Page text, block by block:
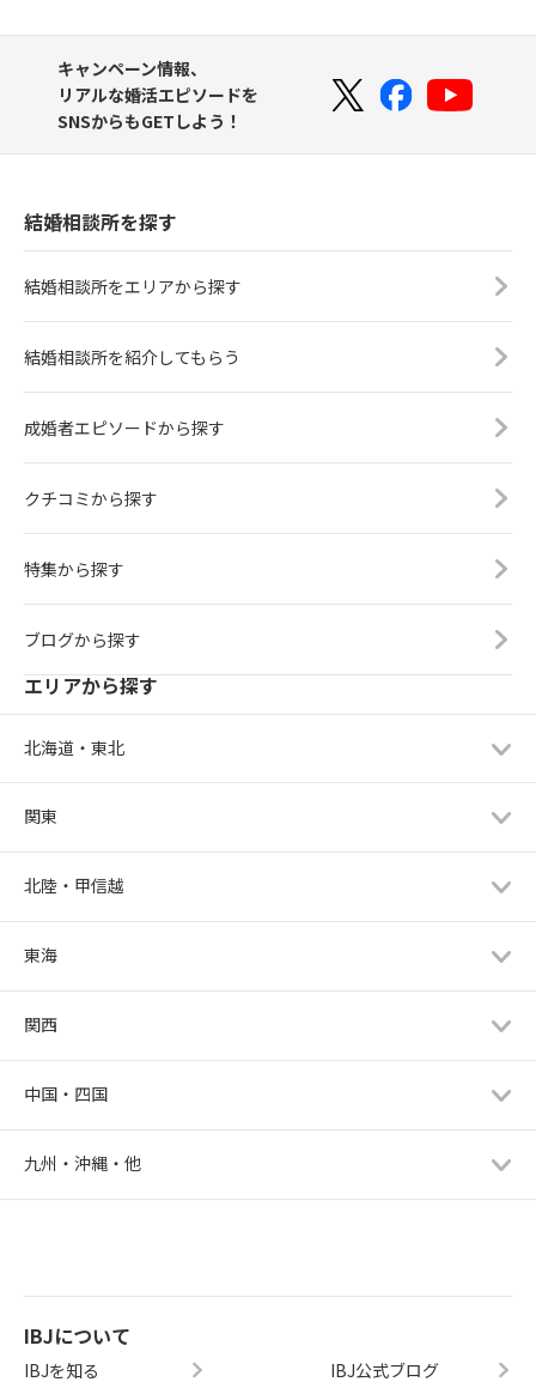
キャンペーン情報、
リアルな婚活エピソードを
SNSからもGETしよう！
結婚相談所を探す
結婚相談所をエリアから探す
結婚相談所を紹介してもらう
成婚者エピソードから探す
クチコミから探す
特集から探す
ブログから探す
エリアから探す
北海道・東北
関東
北陸・甲信越
東海
関西
中国・四国
九州・沖縄・他
IBJについて
IBJを知る IBJ公式ブログ